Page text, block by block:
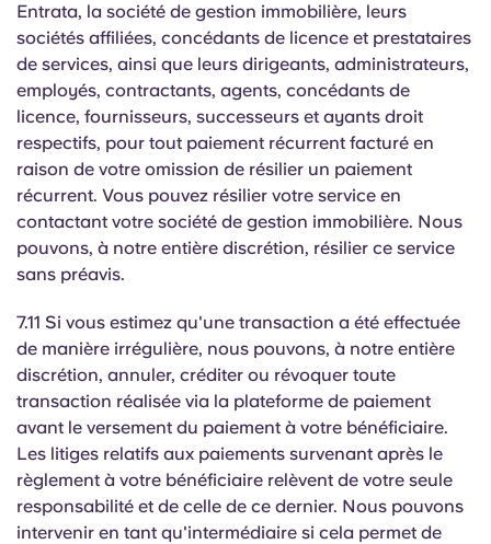
Entrata, la société de gestion immobilière, leurs
sociétés affiliées, concédants de licence et prestataires
de services, ainsi que leurs dirigeants, administrateurs,
employés, contractants, agents, concédants de
licence, fournisseurs, successeurs et ayants droit
respectifs, pour tout paiement récurrent facturé en
raison de votre omission de résilier un paiement
récurrent. Vous pouvez résilier votre service en
contactant votre société de gestion immobilière. Nous
pouvons, à notre entière discrétion, résilier ce service
sans préavis.
7.11 Si vous estimez qu'une transaction a été effectuée
de manière irrégulière, nous pouvons, à notre entière
discrétion, annuler, créditer ou révoquer toute
transaction réalisée via la plateforme de paiement
avant le versement du paiement à votre bénéficiaire.
Les litiges relatifs aux paiements survenant après le
règlement à votre bénéficiaire relèvent de votre seule
responsabilité et de celle de ce dernier. Nous pouvons
intervenir en tant qu'intermédiaire si cela permet de